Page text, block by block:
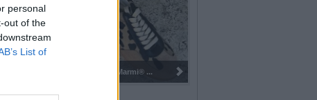
personal
out of the
List of
Gli Ambulanti di Forte dei Marmi® ...